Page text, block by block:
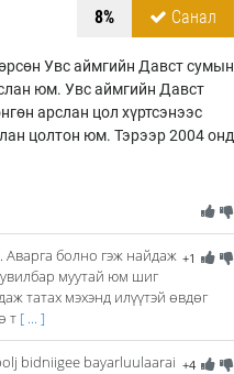
8% Санал
Увс аймгийн Давст сумын
юм. Увс аймгийн Давст
арслан цол хүртсэнээс
цолтон юм. Тэрээр 2004 онд
+1
Aварга болно гэж найдаж
муутай юм шиг
татах мэхэнд илүүтэй өвдөг
т [ ... ]
+4
bidniigee bayarluulaarai